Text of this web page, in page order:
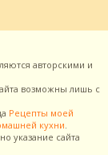
авторскими и
возможны лишь с
Рецепты моей
кухни.
указание сайта